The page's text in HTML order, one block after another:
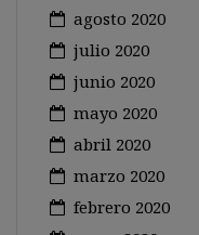
agosto 2020
julio 2020
junio 2020
mayo 2020
abril 2020
marzo 2020
febrero 2020